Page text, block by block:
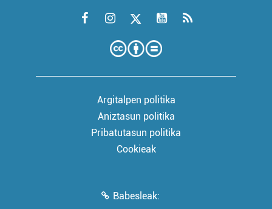
Argitalpen politika
Aniztasun politika
Pribatutasun politika
Cookieak
Babesleak: